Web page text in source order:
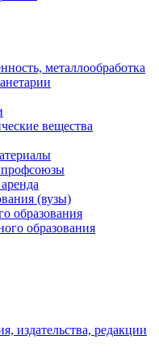
металлообработка
вещества
(вузы)
образования
образования
издательства, редакции